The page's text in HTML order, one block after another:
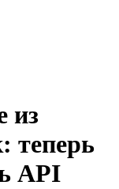
из
теперь
API